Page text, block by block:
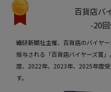
百貨店バ
-20
繊研新聞社主催、百貨店のバイヤ
授与される「百貨店バイヤーズ賞
度、2022年、2023年、2025年度
す。